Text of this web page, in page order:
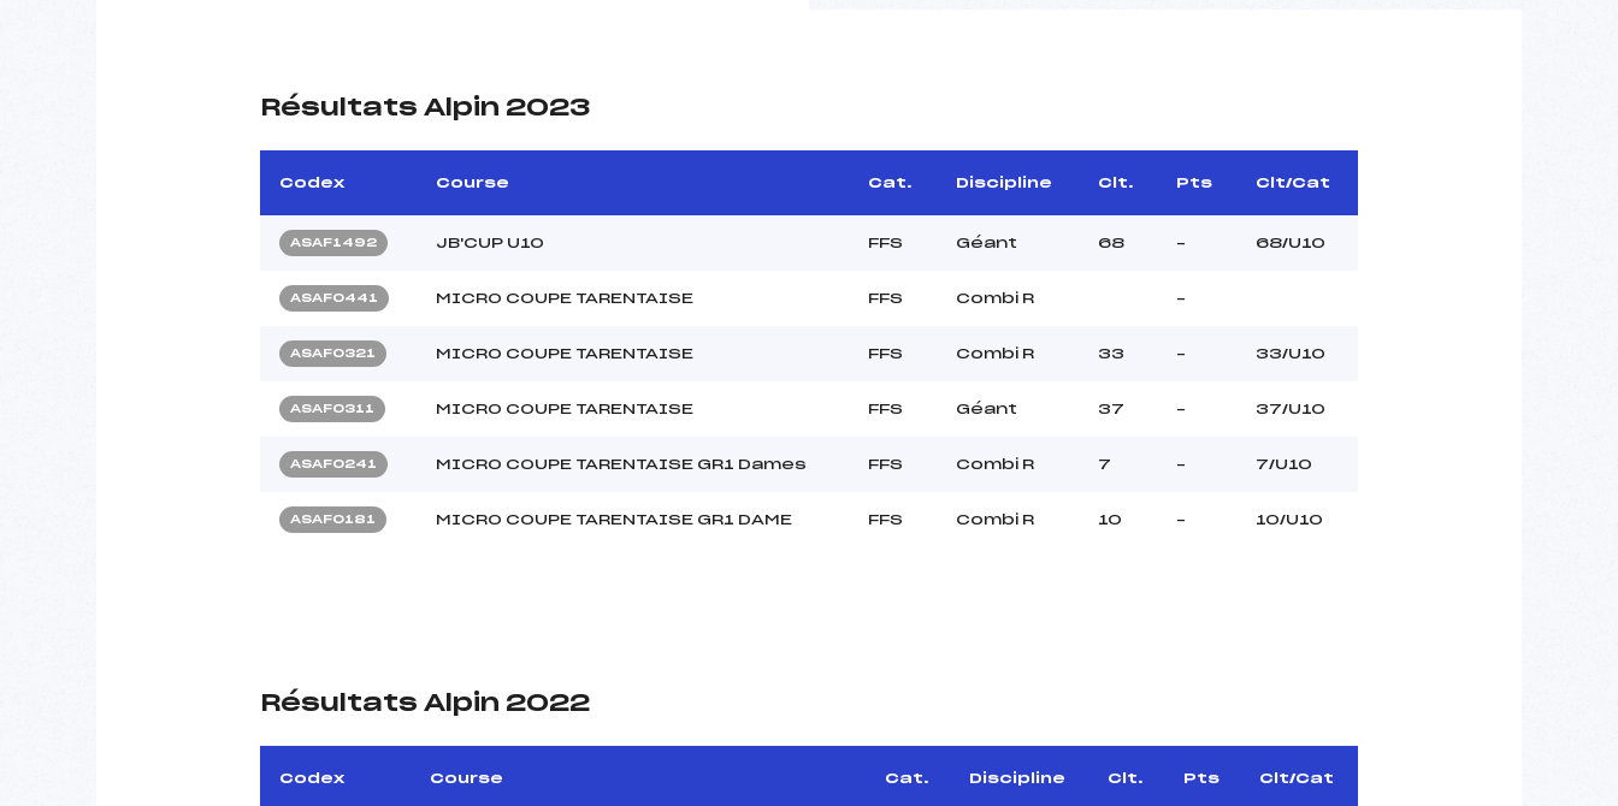
Résultats Alpin 2023
Codex Course Cat. Discipline Clt. Pts Clt/Cat
ASAF1492 JB'CUP U10 FFS Géant 68 – 68/U10
ASAF0441 MICRO COUPE TARENTAISE FFS Combi R –
ASAF0321 MICRO COUPE TARENTAISE FFS Combi R 33 – 33/U10
ASAF0311 MICRO COUPE TARENTAISE FFS Géant 37 – 37/U10
ASAF0241 MICRO COUPE TARENTAISE GR1 Dames FFS Combi R 7 – 7/U10
ASAF0181 MICRO COUPE TARENTAISE GR1 DAME FFS Combi R 10 – 10/U10
Résultats Alpin 2022
Codex Course Cat. Discipline Clt. Pts Clt/Cat